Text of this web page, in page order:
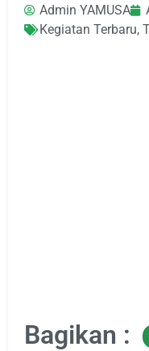
Admin YAMUSA
Kegiatan Terbaru,
Bagikan :